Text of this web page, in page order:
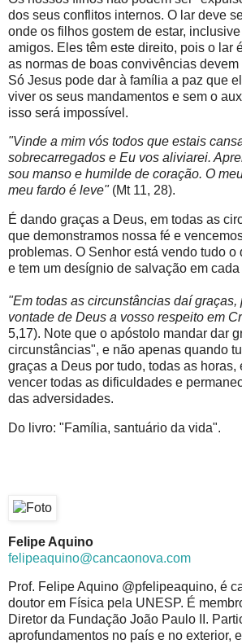
dos seus conflitos internos. O lar deve
onde os filhos gostem de estar,
amigos. Eles têm este direito, pois o lar
as normas de boas convivências devem
Só Jesus pode dar à família a paz que
viver os seus mandamentos e sem o
isso será impossível.
"Vinde a mim vós todos que estais
sobrecarregados e Eu vos aliviarei.
sou manso e humilde de coração. O
meu fardo é leve"(Mt 11, 28).
É dando graças a Deus, em todas as
que demonstramos nossa fé e
problemas. O Senhor está vendo tudo o
e tem um desígnio de salvação em
"Em todas as circunstâncias daí graças,
vontade de Deus a vosso respeito em
5,17). Note que o apóstolo mandar dar
circunstâncias", e não apenas quando
graças a Deus por tudo, todas as horas,
vencer todas as dificuldades e
das adversidades.
Do livro: "Família, santuário da vida".
Felipe Aquino
felipeaquino@cancaonova.com
Prof. Felipe Aquino @pfelipeaquino, é
doutor em Física pela UNESP. É
Diretor da Fundação João Paulo II.
aprofundamentos no país e no exterior,